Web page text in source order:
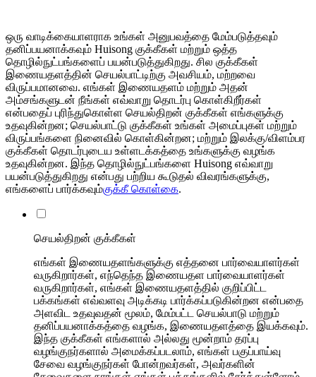
ஒரு வாடிக்கையாளராக உங்கள் அனுபவத்தை மேம்படுத்தவும்
தனிப்பயனாக்கவும் Huisong குக்கீகள் மற்றும் ஒத்த
தொழில்நுட்பங்களைப் பயன்படுத்துகிறது. சில குக்கீகள்
இணையதளத்தின் செயல்பாட்டிற்கு அவசியம், மற்றவை
விருப்பமானவை. எங்கள் இணையதளம் மற்றும் அதன்
அம்சங்களுடன் நீங்கள் எவ்வாறு தொடர்பு கொள்கிறீர்கள்
என்பதைப் புரிந்துகொள்ள செயல்திறன் குக்கீகள் எங்களுக்கு
உதவுகின்றன; செயல்பாட்டு குக்கீகள் உங்கள் அமைப்புகள் மற்றும்
விருப்பங்களை நினைவில் கொள்கின்றன; மற்றும் இலக்கு/விளம்பர
குக்கீகள் தொடர்புடைய உள்ளடக்கத்தை உங்களுக்கு வழங்க
உதவுகின்றன. இந்த தொழில்நுட்பங்களை Huisong எவ்வாறு
பயன்படுத்துகிறது என்பது பற்றிய கூடுதல் விவரங்களுக்கு,
எங்களைப் பார்க்கவும்குக்கீ கொள்கை.
செயல்திறன் குக்கீகள்
எங்கள் இணையதளங்களுக்கு எத்தனை பார்வையாளர்கள்
வருகிறார்கள், எந்தெந்த இணையதள பார்வையாளர்கள்
வருகிறார்கள், எங்கள் இணையதளத்தில் குறிப்பிட்ட
பக்கங்கள் எவ்வளவு அடிக்கடி பார்க்கப்படுகின்றன என்பதை
அளவிட உதவுவதன் மூலம், மேம்பட்ட செயல்பாடு மற்றும்
தனிப்பயனாக்கத்தை வழங்க, இணையதளத்தை இயக்கவும்.
இந்த குக்கீகள் எங்களால் அல்லது மூன்றாம் தரப்பு
வழங்குநர்களால் அமைக்கப்படலாம், எங்கள் பகுப்பாய்வு
சேவை வழங்குநர்கள் போன்றவர்கள், அவர்களின்